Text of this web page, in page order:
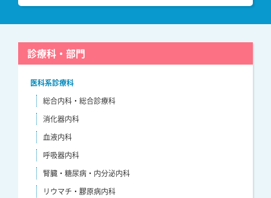
診療科・部門
医科系診療科
総合内科・総合診療科
消化器内科
血液内科
呼吸器内科
腎臓・糖尿病・内分泌内科
リウマチ・膠原病内科